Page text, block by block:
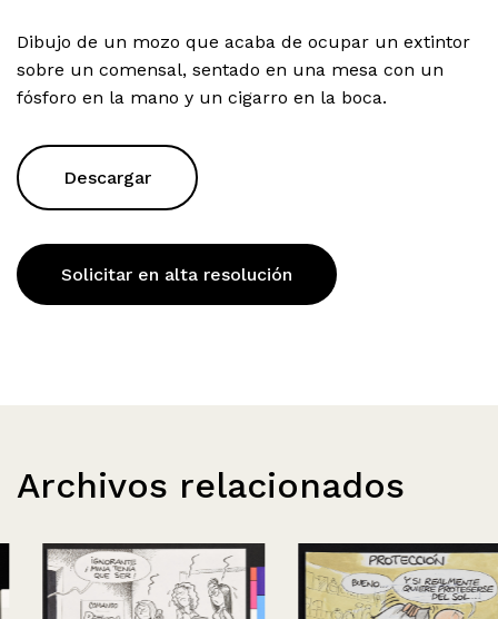
Dibujo de un mozo que acaba de ocupar un extintor
sobre un comensal, sentado en una mesa con un
fósforo en la mano y un cigarro en la boca.
Descargar
Solicitar en alta resolución
Archivos relacionados